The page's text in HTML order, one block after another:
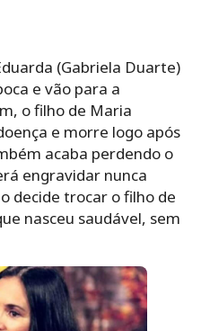
(Gabriela Duarte)
e vão para a
o filho de Maria
e morre logo após
acaba perdendo o
engravidar nunca
decide trocar o filho de
nasceu saudável, sem